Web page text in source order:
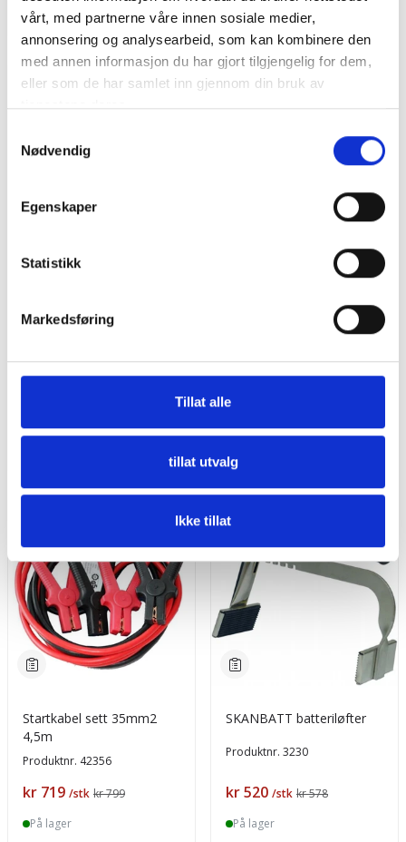
vårt, med partnerne våre innen sosiale medier,
annonsering og analysearbeid, som kan kombinere den
med annen informasjon du har gjort tilgjengelig for dem,
eller som de har samlet inn gjennom din bruk av
tjenestene deres.
Nødvendig
Egenskaper
Statistikk
Markedsføring
Tillat alle
tillat utvalg
Ikke tillat
TILBUD -18%
lader til PC
Produktnr. 021730300
Pris
kr 2 895 /stk kr 3 530
Kjøp
TILBUD
Startkabelsett 50KV HD 5
1445001030
Pris
kr 2 246 /stk kr 2 495
Kjøp
-10%
Startkabel sett 35mm2
4,5m
Produktnr. 42356
Pris
kr 719 /stk kr 799
På lager
TILBUD
SKANBATT batteriløfter
Produktnr. 3230
Pris
kr 520 /stk kr 578
På lager